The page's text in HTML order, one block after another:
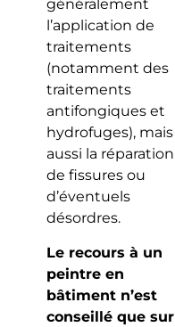
généralement
l’application de
traitements
(notamment des
traitements
antifongiques et
hydrofuges), mais
aussi la réparation
de fissures ou
d’éventuels
désordres.
Le recours à un
peintre en
bâtiment n’est
conseillé que sur